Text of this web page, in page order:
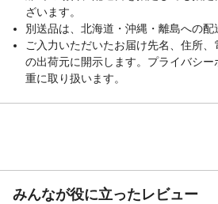
ざいます。
別送品は、北海道・沖縄・離島への配
ご入力いただいたお届け先名、住所
の出荷元に開示します。プライバシ
重に取り扱います。
みんなが役に立ったレビュー